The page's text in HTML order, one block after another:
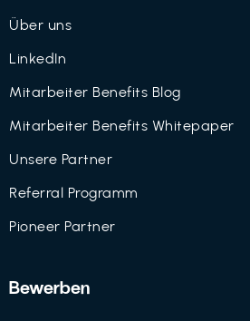
Über uns
LinkedIn
Mitarbeiter Benefits Blog
Mitarbeiter Benefits Whitepaper
Unsere Partner
Referral Programm
Pioneer Partner
Bewerben